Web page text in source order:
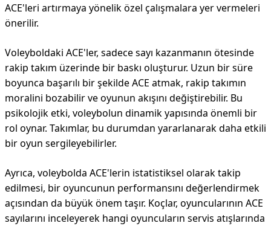
ACE'leri artırmaya yönelik özel çalışmalara yer vermeleri
önerilir.
Voleyboldaki ACE'ler, sadece sayı kazanmanın ötesinde
rakip takım üzerinde bir baskı oluşturur. Uzun bir süre
boyunca başarılı bir şekilde ACE atmak, rakip takımın
moralini bozabilir ve oyunun akışını değiştirebilir. Bu
psikolojik etki, voleybolun dinamik yapısında önemli bir
rol oynar. Takımlar, bu durumdan yararlanarak daha etkili
bir oyun sergileyebilirler.
Ayrıca, voleybolda ACE'lerin istatistiksel olarak takip
edilmesi, bir oyuncunun performansını değerlendirmek
açısından da büyük önem taşır. Koçlar, oyuncularının ACE
sayılarını inceleyerek hangi oyuncuların servis atışlarında